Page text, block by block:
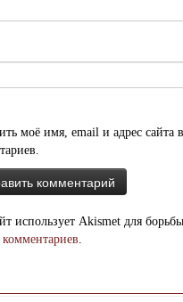
моё имя, email и адрес сайта
использует Akismet для
.